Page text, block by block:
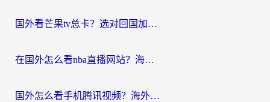
国外看芒果tv总卡？选对回国加速器，轻松追《浪姐》不费劲
在国外怎么看nba直播网站？海外党专属体育观赛指南，告别地区限制！
国外怎么看手机腾讯视频？海外党亲测有效的追剧加速器选择指南